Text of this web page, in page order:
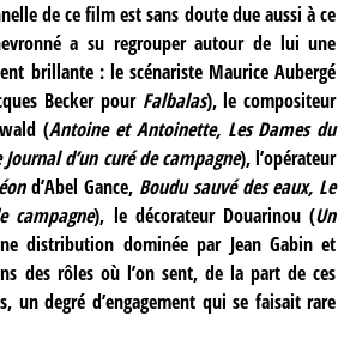
de ce film est sans doute due aussi à ce
a su regrouper autour de lui une
brillante : le scénariste Maurice Aubergé
Becker pour Falbalas), le compositeur
(Antoine et Antoinette, Les Dames du
d’un curé de campagne), l’opérateur
d’Abel Gance, Boudu sauvé des eaux, Le
campagne), le décorateur Douarinou (Un
distribution dominée par Jean Gabin et
des rôles où l’on sent, de la part de ces
un degré d’engagement qui se faisait rare